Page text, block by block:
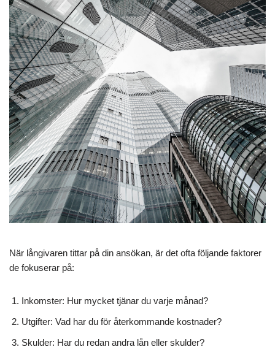
När långivaren tittar på din ansökan, är det ofta följande faktorer
de fokuserar på:
Inkomster: Hur mycket tjänar du varje månad?
Utgifter: Vad har du för återkommande kostnader?
Skulder: Har du redan andra lån eller skulder?